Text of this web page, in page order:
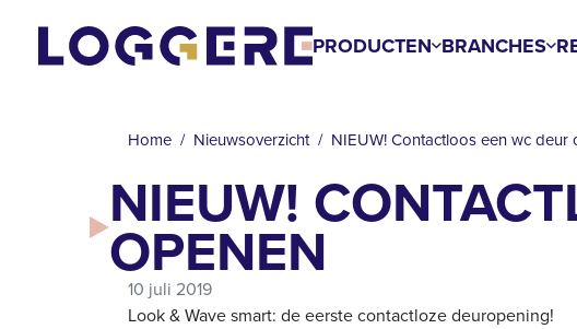
PRODUCTEN BRANCHES
Home Nieuwsoverzicht NIEUW! Contactloos een wc deur
NIEUW!
OPENEN
10 juli 2019
Look & Wave smart: de eerste contactloze deuropening!